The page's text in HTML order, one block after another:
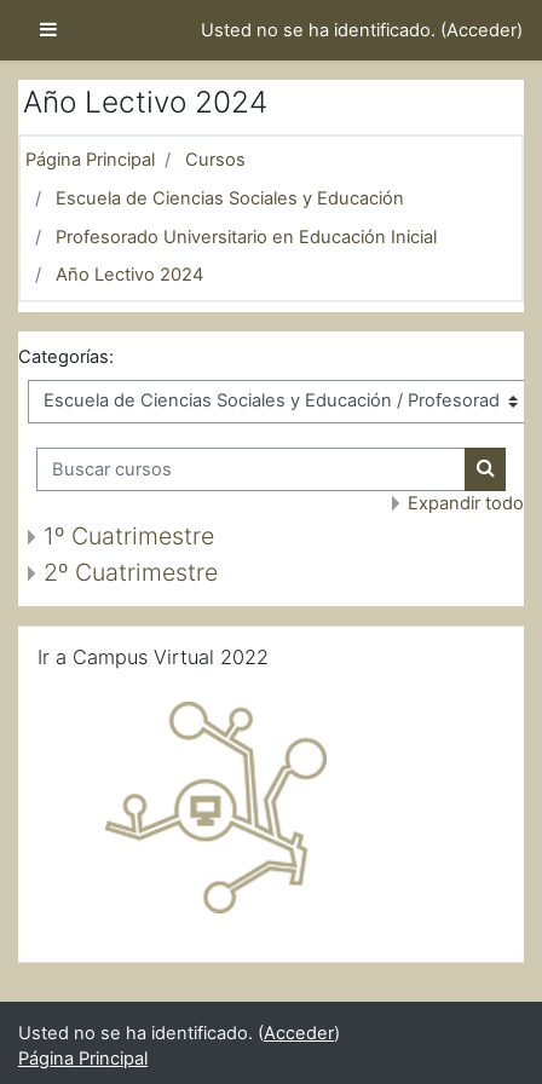
Usted no se ha identificado. (Acceder)
Año Lectivo 2024
Página Principal
Cursos
Escuela de Ciencias Sociales y Educación
Profesorado Universitario en Educación Inicial
Año Lectivo 2024
Categorías:
Buscar cursos
Expandir todo
1º Cuatrimestre
2º Cuatrimestre
Ir a Campus Virtual 2022
Usted no se ha identificado. (Acceder)
Página Principal